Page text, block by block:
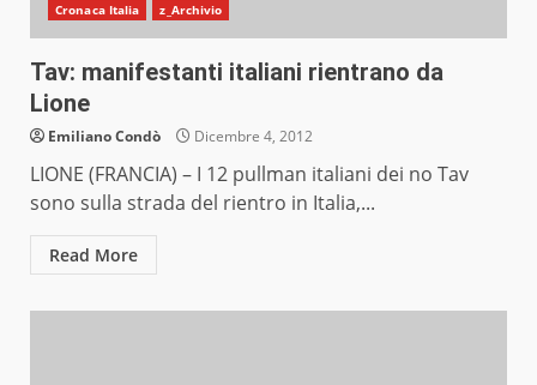
Cronaca Italia z_Archivio
Tav: manifestanti italiani rientrano da
Lione
Emiliano Condò Dicembre 4, 2012
LIONE (FRANCIA) – I 12 pullman italiani dei no Tav
sono sulla strada del rientro in Italia,...
Read More